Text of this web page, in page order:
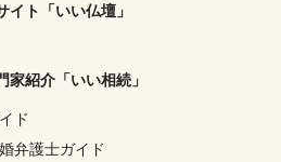
イト「いい仏壇」
紹介「いい相続」
ド
弁護士ガイド